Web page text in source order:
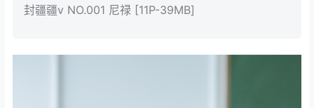
封疆疆v NO.001 尼禄 [11P-39MB]